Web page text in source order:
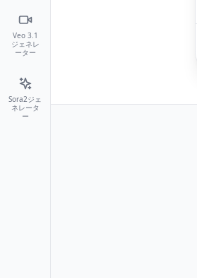
Veo 3.1
ジェネレ
ーター
Sora2ジェ
ネレータ
ー